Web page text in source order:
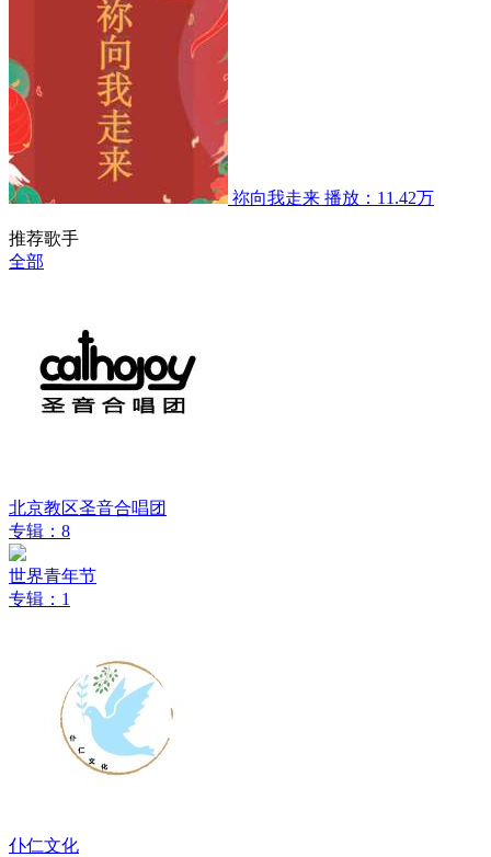
祢向我走来 播放：11.42万
推荐歌手
全部
北京教区圣音合唱团
专辑：8
世界青年节
专辑：1
仆仁文化